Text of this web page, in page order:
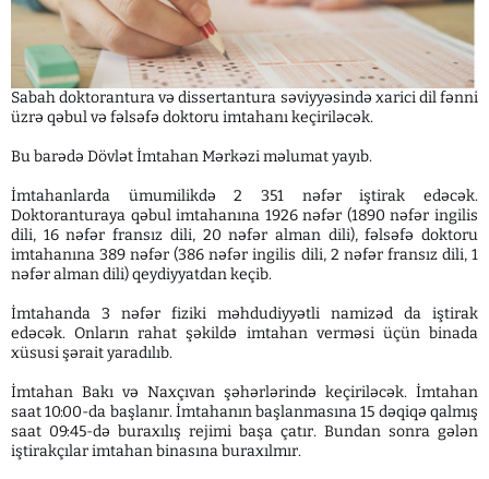
Sabah doktorantura və dissertantura səviyyəsində xarici dil fənni
üzrə qəbul və fəlsəfə doktoru imtahanı keçiriləcək.
Bu barədə Dövlət İmtahan Mərkəzi məlumat yayıb.
İmtahanlarda ümumilikdə 2 351 nəfər iştirak edəcək.
Doktoranturaya qəbul imtahanına 1926 nəfər (1890 nəfər ingilis
dili, 16 nəfər fransız dili, 20 nəfər alman dili), fəlsəfə doktoru
imtahanına 389 nəfər (386 nəfər ingilis dili, 2 nəfər fransız dili, 1
nəfər alman dili) qeydiyyatdan keçib.
İmtahanda 3 nəfər fiziki məhdudiyyətli namizəd da iştirak
edəcək. Onların rahat şəkildə imtahan verməsi üçün binada
xüsusi şərait yaradılıb.
İmtahan Bakı və Naxçıvan şəhərlərində keçiriləcək. İmtahan
saat 10:00-da başlanır. İmtahanın başlanmasına 15 dəqiqə qalmış
saat 09:45-də buraxılış rejimi başa çatır. Bundan sonra gələn
iştirakçılar imtahan binasına buraxılmır.